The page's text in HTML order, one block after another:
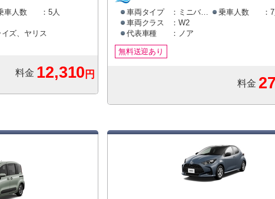
ス)免責保険込プラン
車人数
：5人
イズ、ヤリス
12,310 円
料金
ラス)プラン [ミニバン・ワゴン]
車両タイプ ：ミニバン・ワゴン 乗車人数
：
車両クラス
：W2
代表車種
：ノア
無料送迎あり
料金
には以下のオプションが全て基本料金に含まれています。
基本料金
詳細・お見積りへ